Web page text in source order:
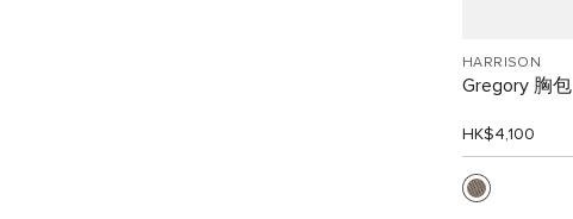
HARRISON
Gregory 胸包
HK$4,100